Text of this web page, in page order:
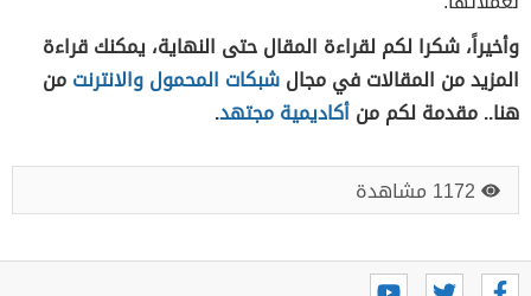
وأخيراً، شكرا لكم لقراءة المقال حتى النهاية، يمكنك قراءة
المزيد من المقالات في مجالشبكات المحمول والانترنتمن
هنا.. مقدمة لكم منأكاديمية مجتهد.
1172 مشاهدة